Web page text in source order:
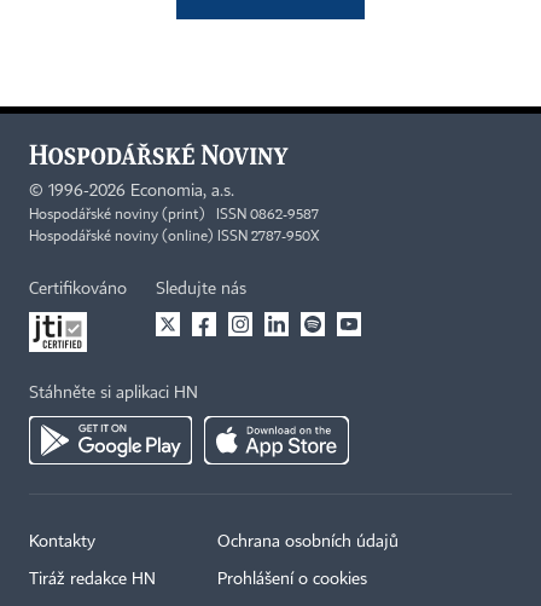
© 1996-2026 Economia, a.s.
Hospodářské noviny (print) ISSN 0862-9587
Hospodářské noviny (online) ISSN 2787-950X
Certifikováno Sledujte nás
Stáhněte si aplikaci HN
Kontakty
Tiráž redakce HN
Ochrana osobních údajů
Prohlášení o cookies